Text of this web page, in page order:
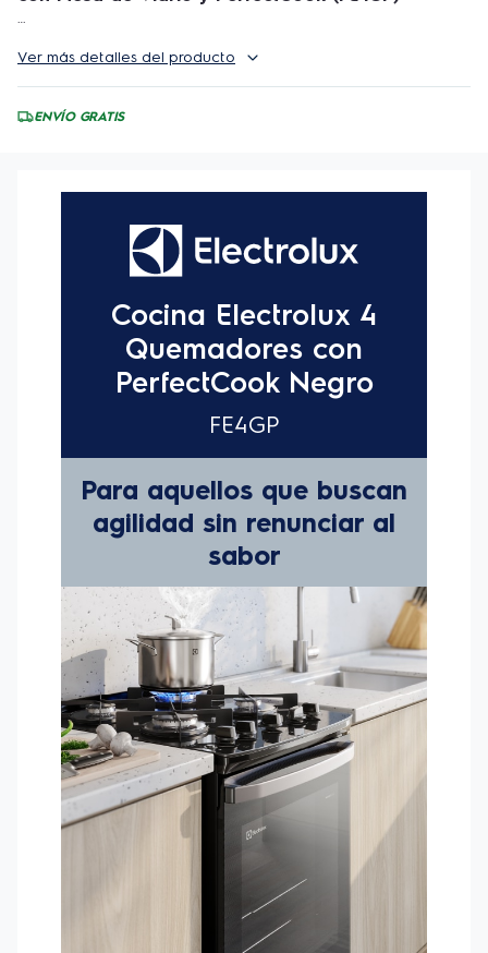
con Mesa de Vidrio y PerfectCook (FE4GP) tiene
capacidad de 72,6 litros, es práctica y funcional en el
momento cocinar deliciosas recetas en el horno,
PerfectCook, que mejora el aislamiento térmico a
través de una estructura con esquinas redondeadas,
que retienen la temperatura en el interior del horno.
pérdida de calor y el tiempo de cocción de los
alimentos hasta en un 27%.
Puedes cocinar con VaporBake realzando los
sabores por medio de la cocción a vapor, mejora dos
veces² la apariencia, crocancia, textura y sabor en
Cuando solo necesitas calentar tus preparaciones,
con Vapor Regenerativo es posible restaurar el sabor
y el aroma sin resecar los alimentos.
Para acelerar el proceso de cocción y dejar las
recetas más homogéneas, esta cocina Electrolux
posee el potente quemador de Triple Llama, ideal
para ollas más grandes.
La Mesa de Vidrio Templado, superficie lisa y
resistente, es fácil de limpiar con un diseño moderno.
Ver más detalles del producto
ENVÍO GRATIS